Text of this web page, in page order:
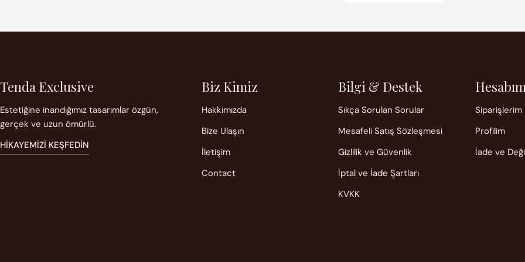
Tenda Exclusive
Estetiğine inandığımız tasarımlar özgün,
gerçek ve uzun ömürlü.
HIKAYEMIZI KEŞFEDIN
Biz Kimiz
Hakkımızda
Bize Ulaşın
İletişim
Contact
Bilgi & Destek
Sıkça Sorulan Sorular
Mesafeli Satış Sözleşmesi
Gizlilik ve Güvenlik
İptal ve İade Şartları
KVKK
Siparişlerim
Profilim
İade ve